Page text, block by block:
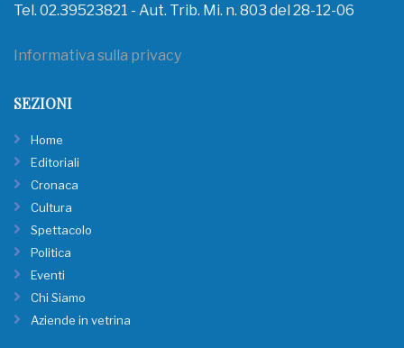
Tel. 02.39523821 - Aut. Trib. Mi. n. 803 del 28-12-06
Informativa sulla privacy
SEZIONI
Home
Editoriali
Cronaca
Cultura
Spettacolo
Politica
Eventi
Chi Siamo
Aziende in vetrina